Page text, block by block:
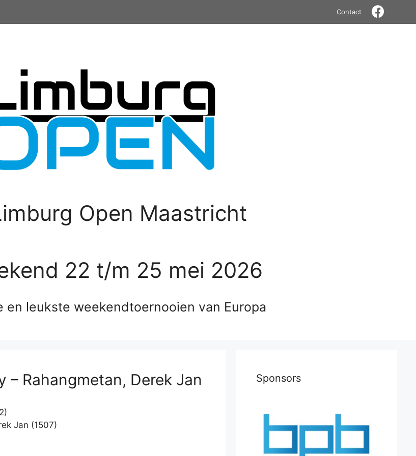
Contact
Open Maastricht
22 t/m 25 mei 2026
en leukste weekendtoernooien van Europa
– Rahangmetan, Derek Jan
Jan (1507)
Sponsors